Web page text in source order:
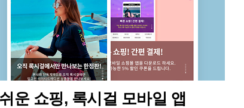
운 쇼핑, 록시걸 모바일 앱